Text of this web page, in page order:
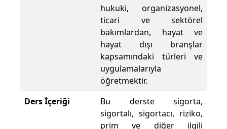
hukuki, organizasyonel,
ticari ve sektörel
bakımlardan, hayat ve
hayat dışı branşlar
kapsamındaki türleri ve
uygulamalarıyla
öğretmektir.
Ders İçeriği
Bu derste sigorta,
sigortalı, sigortacı, riziko,
prim ve diğer ilgili